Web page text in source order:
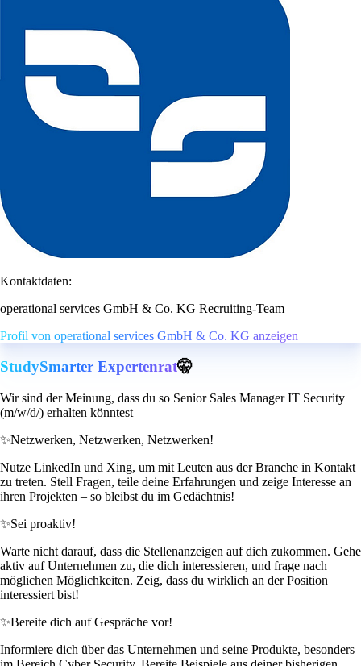
Kontaktdaten:
operational services GmbH & Co. KG Recruiting-Team
Profil von operational services GmbH & Co. KG anzeigen
StudySmarter Expertenrat🤫
Wir sind der Meinung, dass du so Senior Sales Manager IT Security
(m/w/d/) erhalten könntest
✨Netzwerken, Netzwerken, Netzwerken!
Nutze LinkedIn und Xing, um mit Leuten aus der Branche in Kontakt
zu treten. Stell Fragen, teile deine Erfahrungen und zeige Interesse an
ihren Projekten – so bleibst du im Gedächtnis!
✨Sei proaktiv!
Warte nicht darauf, dass die Stellenanzeigen auf dich zukommen. Gehe
aktiv auf Unternehmen zu, die dich interessieren, und frage nach
möglichen Möglichkeiten. Zeig, dass du wirklich an der Position
interessiert bist!
✨Bereite dich auf Gespräche vor!
Informiere dich über das Unternehmen und seine Produkte, besonders